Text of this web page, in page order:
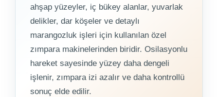
ahşap yüzeyler, iç bükey alanlar, yuvarlak
delikler, dar köşeler ve detaylı
marangozluk işleri için kullanılan özel
zımpara makinelerinden biridir. Osilasyonlu
hareket sayesinde yüzey daha dengeli
işlenir, zımpara izi azalır ve daha kontrollü
sonuç elde edilir.